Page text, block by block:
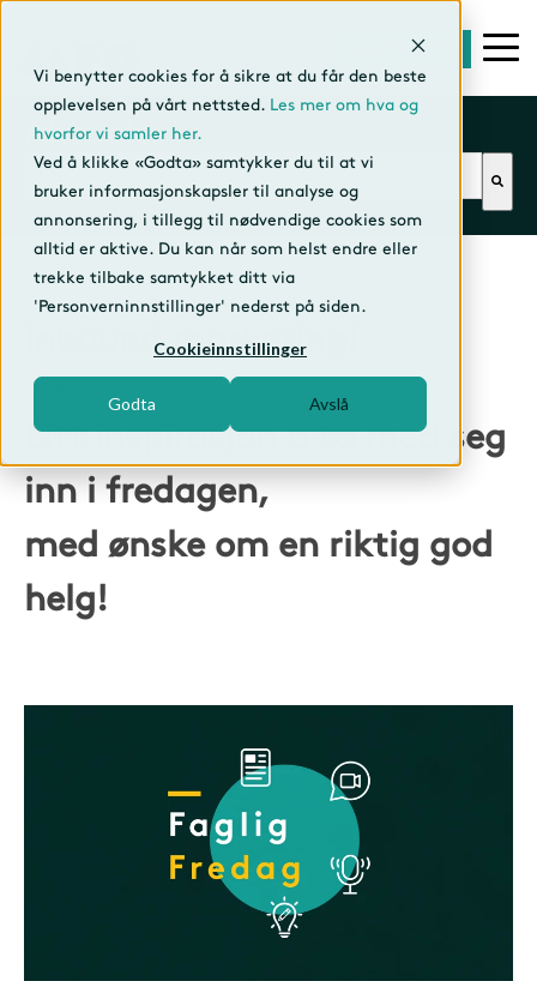
Vi benytter cookies for å sikre at du får den beste
opplevelsen på vårt nettsted. Les mer om hva og
hvorfor vi samler her.
Ved å klikke «Godta» samtykker du til at vi
bruker informasjonskapsler til analyse og
annonsering, i tillegg til nødvendige cookies som
alltid er aktive. Du kan når som helst endre eller
trekke tilbake samtykket ditt via
'Personverninnstillinger' nederst på siden.
Cookieinnstillinger
Godta Avslå
BLI MEDLEM
Aktuelt
Dette er et søkefelt med en tilhørende funksjon
Inbound marketing!
7. mai 2021
Litt inspirasjon å ta med seg
inn i fredagen,
med ønske om en riktig god
helg!